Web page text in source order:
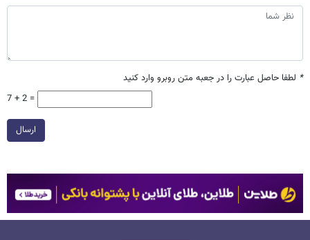
* لطفا حاصل عبارت را در جعبه متن روبرو وارد کنید
7 + 2 =
ارسال